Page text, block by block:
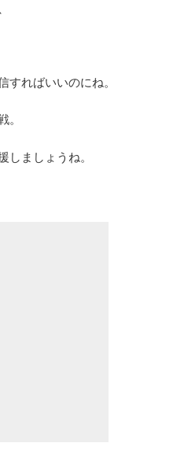
すればいいのにね。
。
しましょうね。